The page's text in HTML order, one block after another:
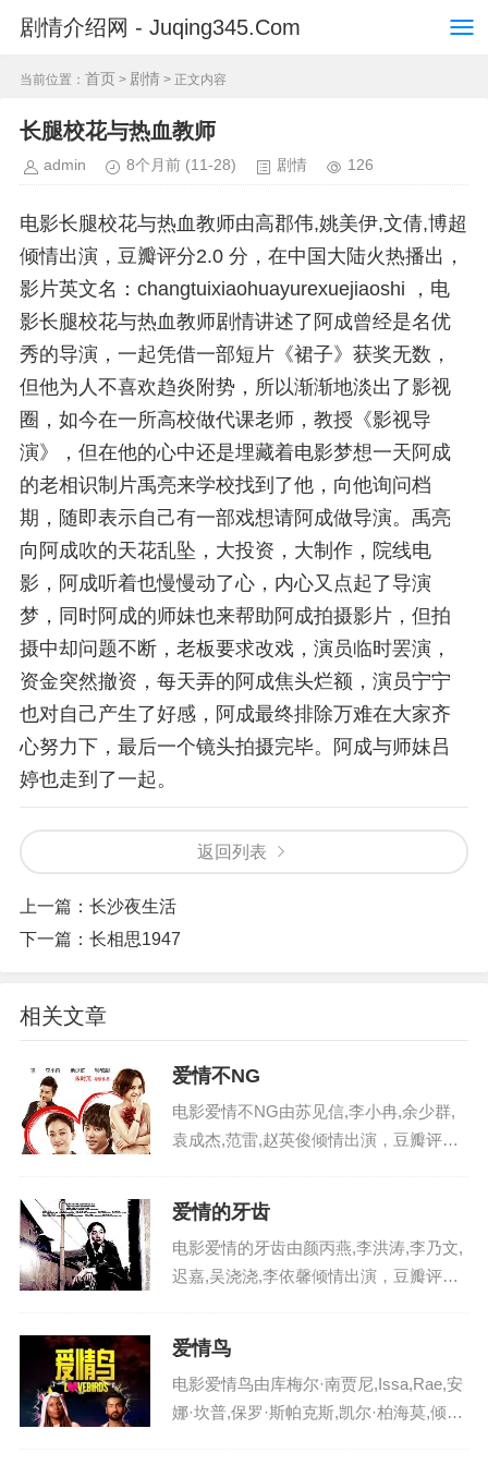
剧情介绍网 - Juqing345.Com
当前位置： 首页 > 剧情 > 正文内容
长腿校花与热血教师
admin 8个月前 (11-28) 剧情 126
电影长腿校花与热血教师由高郡伟,姚美伊,文倩,博超
倾情出演，豆瓣评分2.0 分，在中国大陆火热播出，
影片英文名：changtuixiaohuayurexuejiaoshi ，电
影长腿校花与热血教师剧情讲述了阿成曾经是名优
秀的导演，一起凭借一部短片《裙子》获奖无数，
但他为人不喜欢趋炎附势，所以渐渐地淡出了影视
圈，如今在一所高校做代课老师，教授《影视导
演》，但在他的心中还是埋藏着电影梦想一天阿成
的老相识制片禹亮来学校找到了他，向他询问档
期，随即表示自己有一部戏想请阿成做导演。禹亮
向阿成吹的天花乱坠，大投资，大制作，院线电
影，阿成听着也慢慢动了心，内心又点起了导演
梦，同时阿成的师妹也来帮助阿成拍摄影片，但拍
摄中却问题不断，老板要求改戏，演员临时罢演，
资金突然撤资，每天弄的阿成焦头烂额，演员宁宁
也对自己产生了好感，阿成最终排除万难在大家齐
心努力下，最后一个镜头拍摄完毕。阿成与师妹吕
婷也走到了一起。
返回列表
上一篇： 长沙夜生活
下一篇： 长相思1947
相关文章
爱情不NG
电影爱情不NG由苏见信,李小冉,余少群,
袁成杰,范雷,赵英俊倾情出演，豆瓣评分
头正劲的影帝郑直（信饰）受邀出演...
爱情的牙齿
电影爱情的牙齿由颜丙燕,李洪涛,李乃文,
迟嘉,吴浇浇,李依馨倾情出演，豆瓣评分
情讲述了几十年以来，钱叶红（颜丙...
爱情鸟
电影爱情鸟由库梅尔·南贾尼,Issa,Rae,安
娜·坎普,保罗·斯帕克斯,凯尔·柏海莫,倾情